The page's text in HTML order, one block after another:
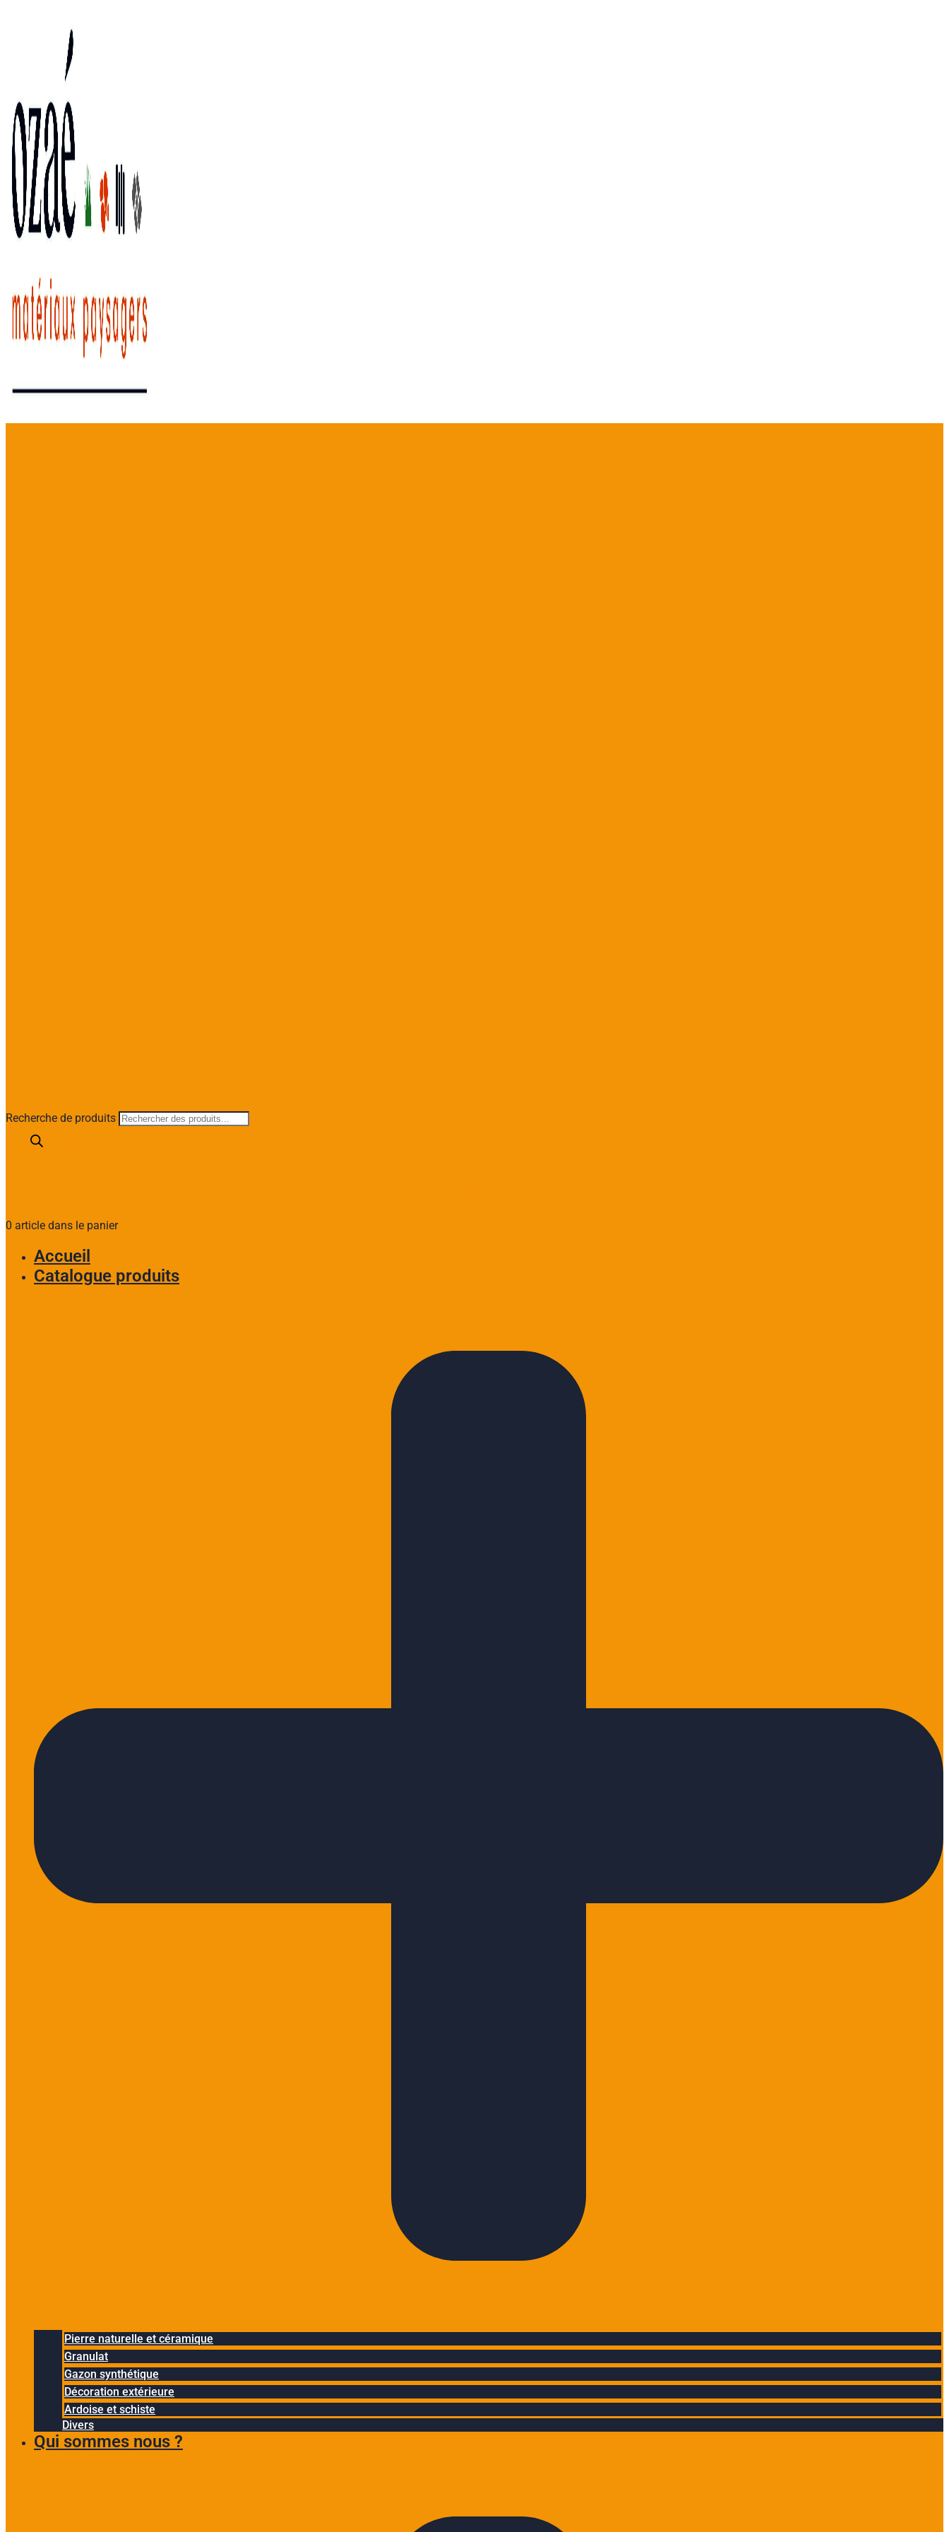
Recherche de produits
0 article dans le panier
Accueil
Catalogue produits
Pierre naturelle et céramique
Granulat
Gazon synthétique
Décoration extérieure
Ardoise et schiste
Divers
Qui sommes nous ?